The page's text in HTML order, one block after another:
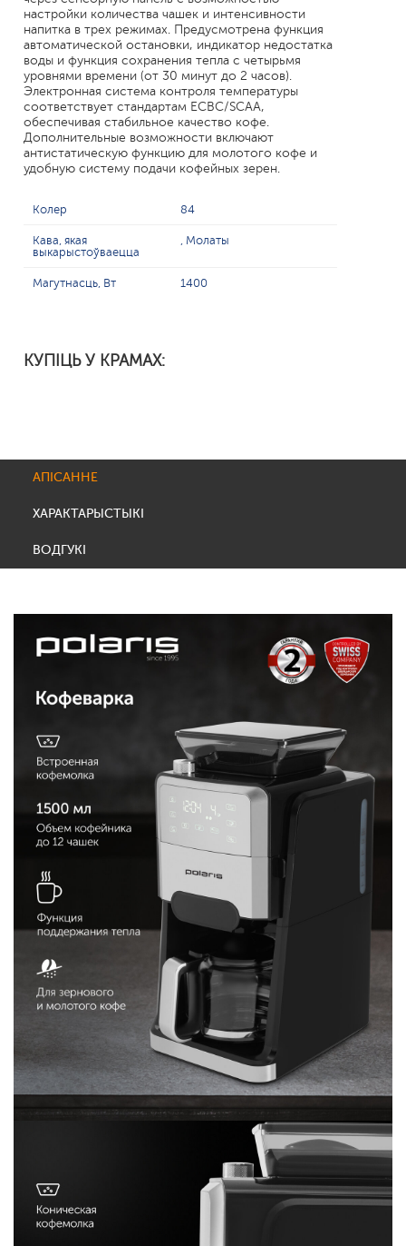
настройки количества чашек и интенсивности
напитка в трех режимах. Предусмотрена функция
автоматической остановки, индикатор недостатка
воды и функция сохранения тепла с четырьмя
уровнями времени (от 30 минут до 2 часов).
Электронная система контроля температуры
соответствует стандартам ECBC/SCAA,
обеспечивая стабильное качество кофе.
Дополнительные возможности включают
антистатическую функцию для молотого кофе и
удобную систему подачи кофейных зерен.
Колер 84
Кава, якая
выкарыстоўваецца
, Молаты
Магутнасць, Вт 1400
КУПІЦЬ У КРАМАХ:
АПІСАННЕ
ХАРАКТАРЫСТЫКІ
ВОДГУКІ